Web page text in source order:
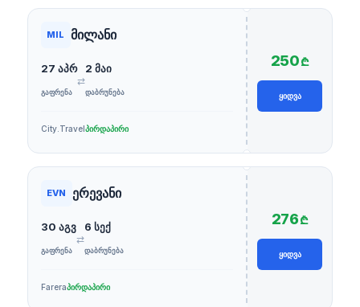
MIL მილანი
27 აპრ
ᲒᲐᲤᲠᲔᲜᲐ
⇄
2 მაი
ᲓᲐᲑᲠᲣᲜᲔᲑᲐ
City.Travelპირდაპირი
250₾
ᲧᲘᲓᲕᲐ
EVN ერევანი
30 აგვ
ᲒᲐᲤᲠᲔᲜᲐ
⇄
6 სექ
ᲓᲐᲑᲠᲣᲜᲔᲑᲐ
Fareraპირდაპირი
276₾
ᲧᲘᲓᲕᲐ